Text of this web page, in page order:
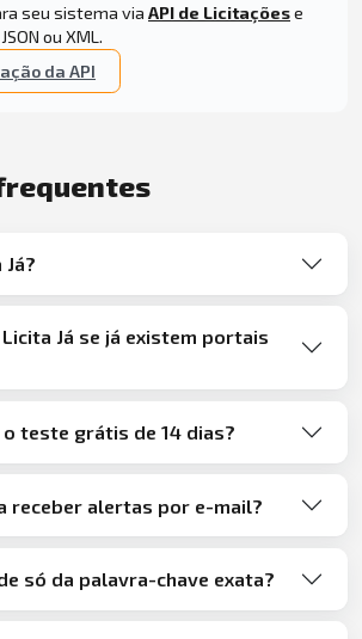
seu sistema via API de Licitaçõese
ou XML.
da API
Já?
Já se já existem portais
o teste grátis de 14 dias?
receber alertas por e-mail?
só da palavra-chave exata?